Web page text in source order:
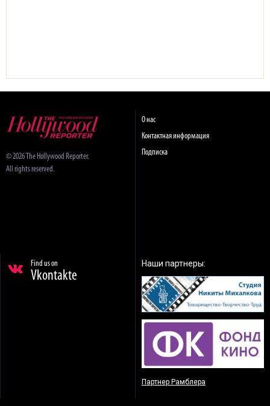
© 2026 The Hollywood Reporter.
All rights reserved.
О нас
Контактная информация
Подписка
Find us on
Vkontakte
Наши партнеры:
Партнер Рамблера